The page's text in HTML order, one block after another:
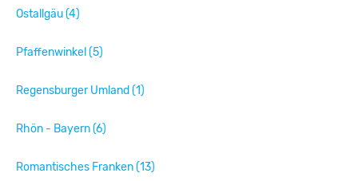
Ostallgäu (4)
Pfaffenwinkel (5)
Regensburger Umland (1)
Rhön - Bayern (6)
Romantisches Franken (13)